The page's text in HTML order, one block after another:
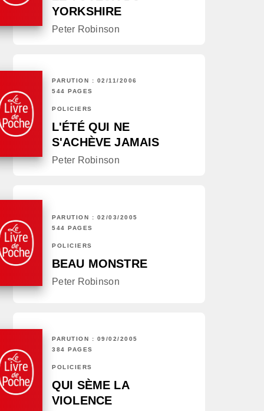
YORKSHIRE
Peter Robinson
PARUTION : 02/11/2006
544 PAGES
POLICIERS
L'ÉTÉ QUI NE
S'ACHÈVE JAMAIS
Peter Robinson
PARUTION : 02/03/2005
544 PAGES
POLICIERS
BEAU MONSTRE
Peter Robinson
PARUTION : 09/02/2005
384 PAGES
POLICIERS
QUI SÈME LA
VIOLENCE